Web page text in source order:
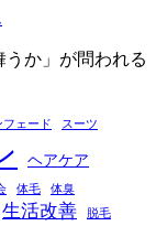
フェード スーツ
ヘアケア
体毛
体臭
生活改善 脱毛